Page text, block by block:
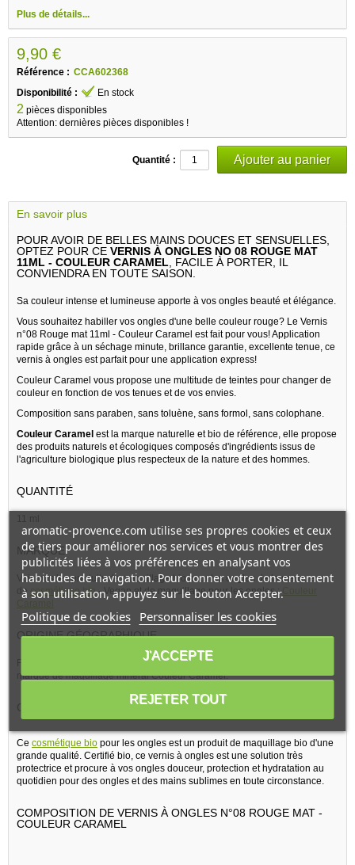
Plus de détails...
9,90 €
Référence : CCA602368
Disponibilité :
En stock
2 pièces disponibles
Attention: dernières pièces disponibles !
Quantité :
En savoir plus
POUR AVOIR DE BELLES MAINS DOUCES ET SENSUELLES,
OPTEZ POUR CE VERNIS À ONGLES NO 08 ROUGE MAT
11ML - COULEUR CARAMEL , FACILE À PORTER, IL
CONVIENDRA EN TOUTE SAISON.
Sa couleur intense et lumineuse apporte à vos ongles beauté et élégance.
Vous souhaitez habiller vos ongles d'une belle couleur rouge? Le Vernis
n°08 Rouge mat 11ml - Couleur Caramel est fait pour vous! Application
rapide grâce à un séchage minute, brillance garantie, excellente tenue, ce
vernis à ongles est parfait pour une application express!
Couleur Caramel vous propose une multitude de teintes pour changer de
couleur en fonction de vos tenues et de vos envies.
Composition sans paraben, sans toluène, sans formol, sans colophane.
Couleur Caramel est la marque naturelle et bio de référence, elle propose
des produits naturels et écologiques composés d'ingrédients issus de
l'agriculture biologique plus respecteux de la nature et des hommes.
QUANTITÉ
11 ml
MARQUE
Voir tous les produits de maquillage bio pour les ongles de la marque
de cosmétique bio- Vegan et de maquillage pour les ongles : Couleur
Caramel
ORIGINE GÉOGRAPHIQUE
Fabriqué en France par le laboratoire Naturcos, la société qui possède la
marque de maquillage minéral Couleur Caramel.
CARACTÉRISTIQUES
Ce cosmétique bio pour les ongles est un produit de maquillage bio d'une
grande qualité. Certifié bio, ce vernis à ongles est une solution très
protectrice et procure à vos ongles douceur, protection et hydratation au
quotidien pour des ongles et des mains sublimes en toute circonstance.
COMPOSITION DE VERNIS À ONGLES N°08 ROUGE MAT -
COULEUR CARAMEL
aromatic-provence.com utilise ses propres cookies et ceux
de tiers pour améliorer nos services et vous montrer des
publicités liées à vos préférences en analysant vos
habitudes de navigation. Pour donner votre consentement
à son utilisation, appuyez sur le bouton Accepter.
Politique de cookies Personnaliser les cookies
REJETER TOUT
J'ACCEPTE